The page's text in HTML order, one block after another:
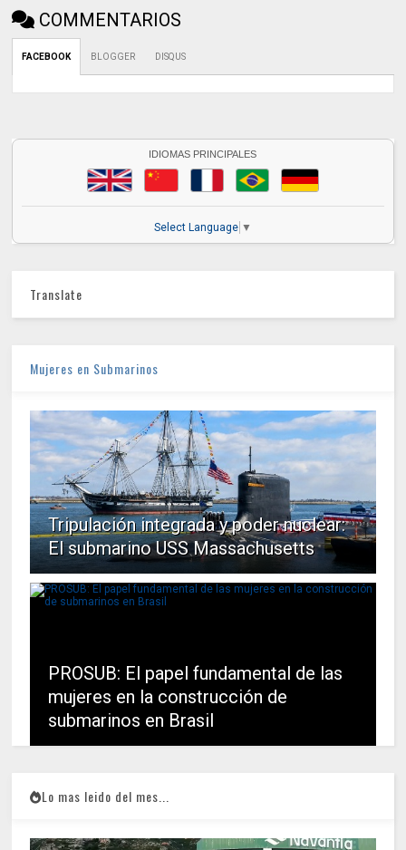
COMMENTARIOS
FACEBOOK BLOGGER DISQUS
IDIOMAS PRINCIPALES
Select Language ▼
Translate
Mujeres en Submarinos
Tripulación integrada y poder nuclear:
El submarino USS Massachusetts
PROSUB: El papel fundamental de las
mujeres en la construcción de
submarinos en Brasil
Lo mas leido del mes...